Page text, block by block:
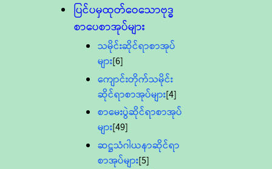
ပြင်ပမှထုတ်ဝေသောဗုဒ္ဓ
စာပေစာအုပ်များ
သမိုင်းဆိုင်ရာစာအုပ်
များ[6]
ကျောင်းတိုက်သမိုင်း
ဆိုင်ရာစာအုပ်များ[4]
စာမေးပွဲဆိုင်ရာစာအုပ်
များ[49]
ဆဋ္ဌသံဂါယနာဆိုင်ရာ
စာအုပ်များ[5]